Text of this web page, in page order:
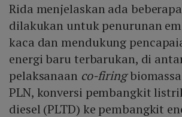
Rida menjelaskan ada
dilakukan untuk penurunan
kaca dan mendukung
energi baru terbarukan, di
pelaksanaan co-firing
PLN, konversi pembangkit
diesel (PLTD) ke pembangkit